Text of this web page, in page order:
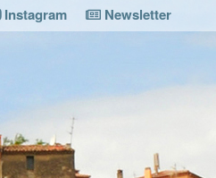
Instagram Newsletter